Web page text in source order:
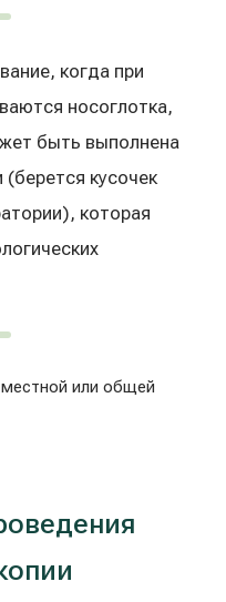
когда при
носоглотка,
быть выполнена
кусочек
которая
или общей
сосудов)
путей